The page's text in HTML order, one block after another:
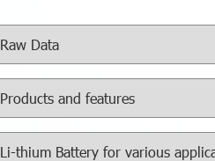
Raw Data
Products and features
Li-thium Battery for various